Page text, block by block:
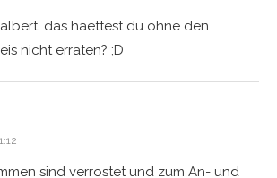
das haettest du ohne den
nicht erraten? ;D
sind verrostet und zum An- und